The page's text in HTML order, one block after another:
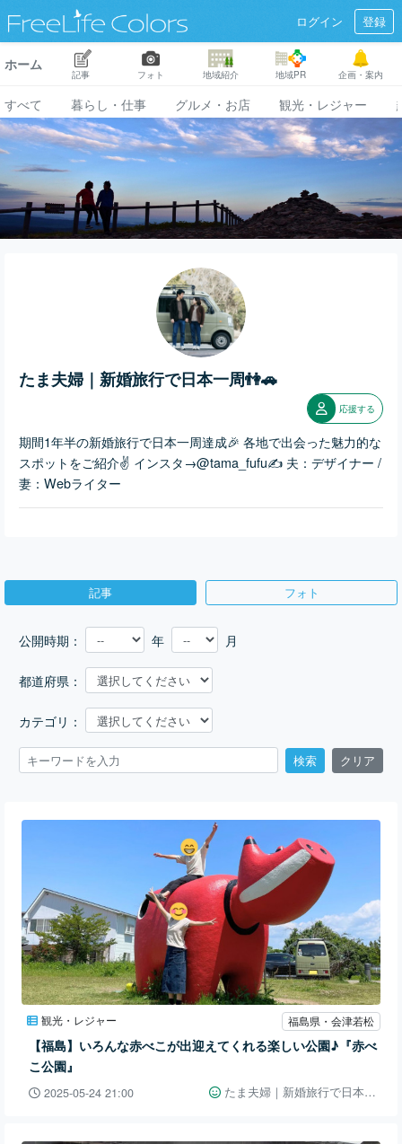
ログイン 登録
ホーム
記事 フォト 地域紹介 地域PR 企画・案内
すべて 暮らし・仕事 グルメ・お店 観光・レジャー
たま夫婦｜新婚旅行で日本一周👫🚗
応援する
期間1年半の新婚旅行で日本一周達成🎉 各地で出会った魅力的な
スポットをご紹介✌️ インスタ→@tama_fufu✍️ 夫：デザイナー /
妻：Webライター
記事 フォト
公開時期： 年 月
都道府県：
カテゴリ：
検索 クリア
観光・レジャー 福島県・会津若松
【福島】いろんな赤べこが出迎えてくれる楽しい公園♪『赤べ
こ公園』
2025-05-24 21:00 たま夫婦｜新婚旅行で日本一周👫🚗